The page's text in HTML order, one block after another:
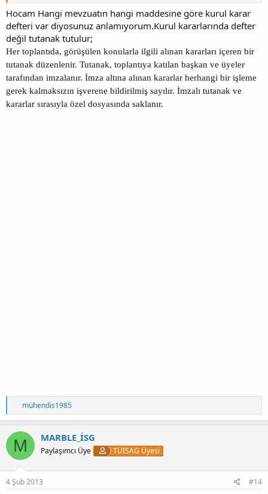
Hocam Hangi mevzuatın hangi maddesine göre kurul karar
defteri var diyosunuz anlamıyorum.Kurul kararlarında defter
değil tutanak tutulur;
Her toplantıda, görüşülen konularla ilgili alınan kararları içeren bir
tutanak düzenlenir. Tutanak, toplantıya katılan başkan ve üyeler
tarafından imzalanır. İmza altına alınan kararlar herhangi bir işleme
gerek kalmaksızın işverene bildirilmiş sayılır. İmzalı tutanak ve
kararlar sırasıyla özel dosyasında saklanır.
T
e
p
k
i
l
e
r
:
mühendis1985
M MARBLE_İSG
Paylaşımcı Üye TÜİSAG Üyesi
4 Şub 2013 #14